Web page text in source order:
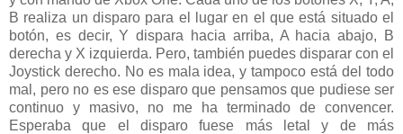
B realiza un disparo para el lugar en el que está situado el
botón, es decir, Y dispara hacia arriba, A hacia abajo, B
derecha y X izquierda. Pero, también puedes disparar con el
Joystick derecho. No es mala idea, y tampoco está del todo
mal, pero no es ese disparo que pensamos que pudiese ser
continuo y masivo, no me ha terminado de convencer.
Esperaba que el disparo fuese más letal y de más